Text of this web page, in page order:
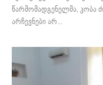
წარმომადგენელმა, კობა
არჩევნები არ...